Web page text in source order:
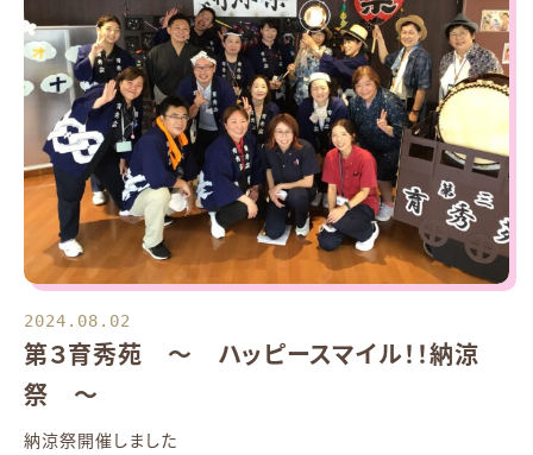
2024.08.02
第３育秀苑 ～ ハッピースマイル！！納涼
祭 ～
納涼祭開催しました